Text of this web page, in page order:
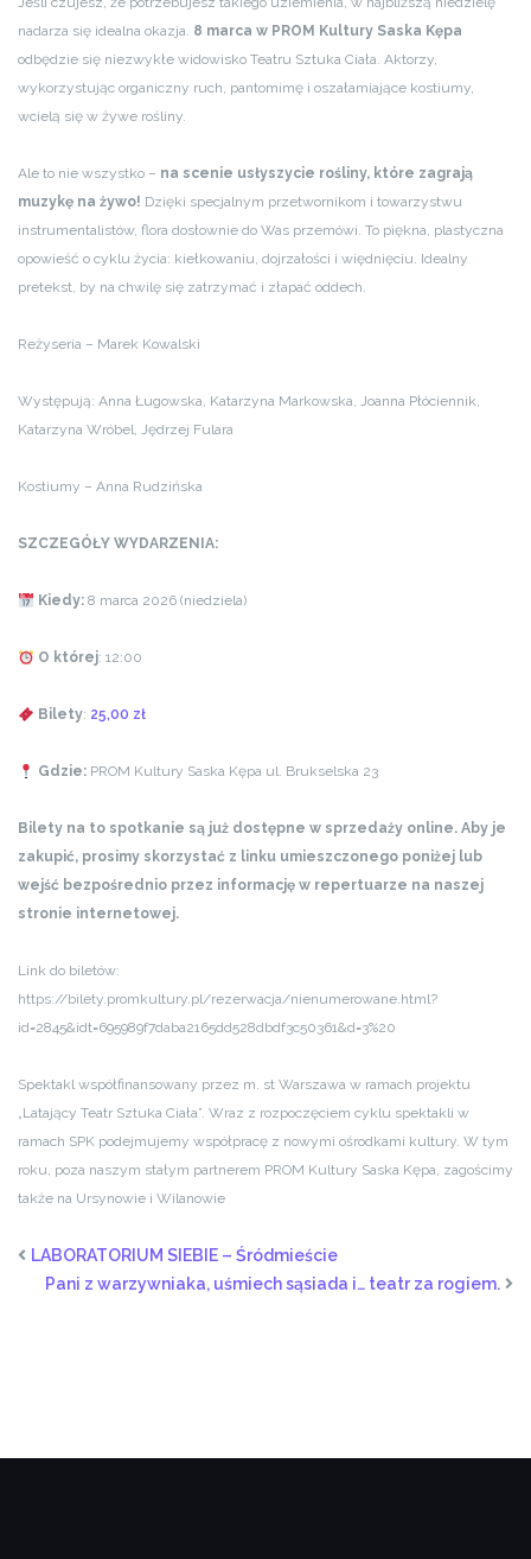
nadarza się idealna okazja. 8 marca w PROM Kultury Saska Kępa
odbędzie się niezwykłe widowisko Teatru Sztuka Ciała. Aktorzy,
wykorzystując organiczny ruch, pantomimę i oszałamiające kostiumy,
wcielą się w żywe rośliny.
Ale to nie wszystko – na scenie usłyszycie rośliny, które zagrają
muzykę na żywo! Dzięki specjalnym przetwornikom i towarzystwu
instrumentalistów, flora dosłownie do Was przemówi. To piękna, plastyczna
opowieść o cyklu życia: kiełkowaniu, dojrzałości i więdnięciu. Idealny
pretekst, by na chwilę się zatrzymać i złapać oddech.
Reżyseria – Marek Kowalski
Występują: Anna Ługowska, Katarzyna Markowska, Joanna Płóciennik,
Katarzyna Wróbel, Jędrzej Fulara
Kostiumy – Anna Rudzińska
SZCZEGÓŁY WYDARZENIA:
Kiedy:8 marca 2026 (niedziela)
O której: 12:00
Bilety: 25,00 zł
Gdzie:PROM Kultury Saska Kępa ul. Brukselska 23
Bilety na to spotkanie są już dostępne w sprzedaży online. Aby je
zakupić, prosimy skorzystać z linku umieszczonego poniżej lub
wejść bezpośrednio przez informację w repertuarze na naszej
stronie internetowej.
Link do biletów:
https://bilety.promkultury.pl/rezerwacja/nienumerowane.html?
id=2845&idt=695989f7daba2165dd528dbdf3c50361&d=3%20
Spektakl współfinansowany przez m. st Warszawa w ramach projektu
„Latający Teatr Sztuka Ciała”. Wraz z rozpoczęciem cyklu spektakli w
ramach SPK podejmujemy współpracę z nowymi ośrodkami kultury. W tym
roku, poza naszym stałym partnerem PROM Kultury Saska Kępa, zagościmy
także na Ursynowie i Wilanowie
LABORATORIUM SIEBIE – Śródmieście
Pani z warzywniaka, uśmiech sąsiada i… teatr za rogiem.